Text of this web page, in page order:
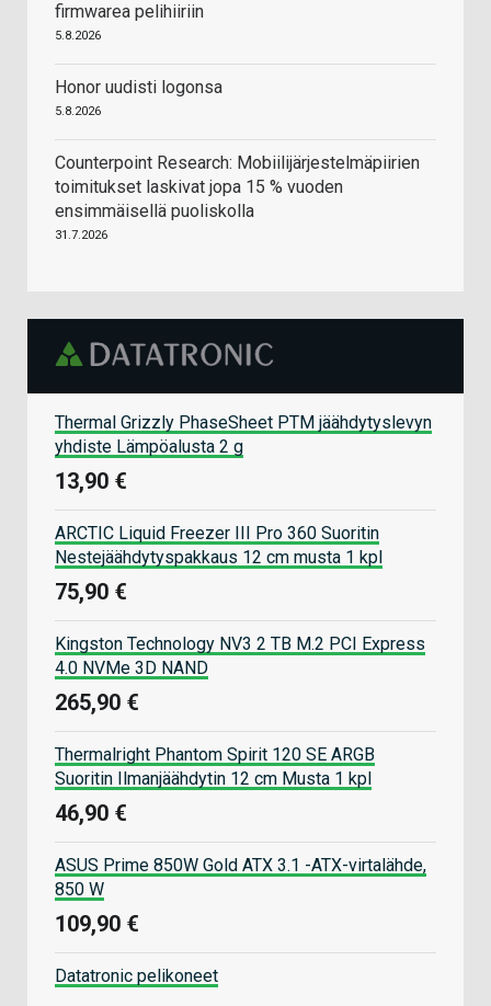
firmwarea pelihiiriin
5.8.2026
Honor uudisti logonsa
5.8.2026
Counterpoint Research: Mobiilijärjestelmäpiirien
toimitukset laskivat jopa 15 % vuoden
ensimmäisellä puoliskolla
31.7.2026
Thermal Grizzly PhaseSheet PTM jäähdytyslevyn
yhdiste Lämpöalusta 2 g
13,90 €
ARCTIC Liquid Freezer III Pro 360 Suoritin
Nestejäähdytyspakkaus 12 cm musta 1 kpl
75,90 €
Kingston Technology NV3 2 TB M.2 PCI Express
4.0 NVMe 3D NAND
265,90 €
Thermalright Phantom Spirit 120 SE ARGB
Suoritin Ilmanjäähdytin 12 cm Musta 1 kpl
46,90 €
ASUS Prime 850W Gold ATX 3.1 -ATX-virtalähde,
850 W
109,90 €
Datatronic pelikoneet